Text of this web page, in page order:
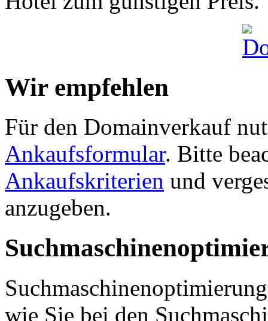
Wir empfehlen
Für den Domainverkauf
Ankaufsformular. Bitte
Ankaufskriterien und
anzugeben.
wie Sie bei den